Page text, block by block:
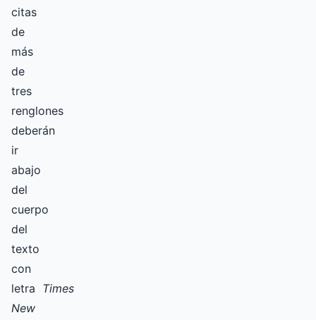
citas
de
más
de
tres
renglones
deberán
ir
abajo
del
cuerpo
del
texto
con
letra Times
New